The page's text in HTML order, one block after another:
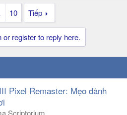
10 Tiếp
or register to reply here.
Pixel Remaster: Mẹo dành
Scriptorium